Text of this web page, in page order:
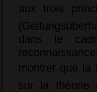
aux trois
dans le
montrer que la
sur la théorie